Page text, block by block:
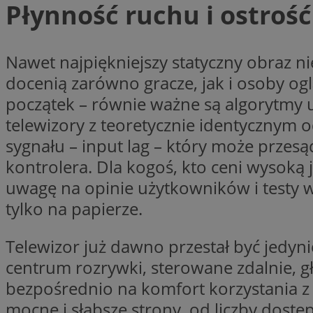
Płynność ruchu i
Nawet najpiękniejszy statyczny obraz
docenią zarówno gracze, jak i osoby
początek – równie ważne są algorytmy
telewizory z teoretycznie identycznym
sygnału – input lag – który może
kontrolera. Dla kogoś, kto ceni wysoką
uwagę na opinie użytkowników i testy
tylko na papierze.
Telewizor już dawno przestał być
centrum rozrywki, sterowane zdalnie,
bezpośrednio na komfort korzystania z
li_gc
Nazwa
_ga
tuuid_lu
Nazwa
__mguid_